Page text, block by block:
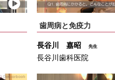
歯周病と免疫力
長谷川 嘉昭 先生
長谷川歯科医院